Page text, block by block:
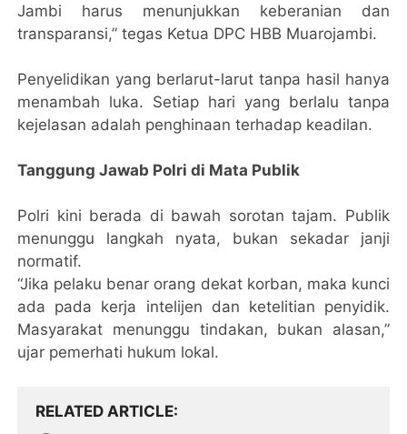
Jambi harus menunjukkan keberanian dan
transparansi,” tegas Ketua DPC HBB Muarojambi.
Penyelidikan yang berlarut-larut tanpa hasil hanya
menambah luka. Setiap hari yang berlalu tanpa
kejelasan adalah penghinaan terhadap keadilan.
Tanggung Jawab Polri di Mata Publik
Polri kini berada di bawah sorotan tajam. Publik
menunggu langkah nyata, bukan sekadar janji
normatif.
“Jika pelaku benar orang dekat korban, maka kunci
ada pada kerja intelijen dan ketelitian penyidik.
Masyarakat menunggu tindakan, bukan alasan,”
ujar pemerhati hukum lokal.
RELATED ARTICLE